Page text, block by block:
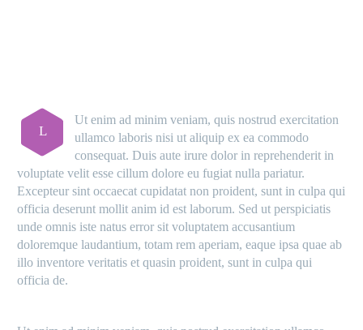
L
Ut enim ad minim veniam, quis nostrud exercitation
ullamco laboris nisi ut aliquip ex ea commodo
consequat. Duis aute irure dolor in reprehenderit in
voluptate velit esse cillum dolore eu fugiat nulla pariatur.
Excepteur sint occaecat cupidatat non proident, sunt in culpa qui
officia deserunt mollit anim id est laborum. Sed ut perspiciatis
unde omnis iste natus error sit voluptatem accusantium
doloremque laudantium, totam rem aperiam, eaque ipsa quae ab
illo inventore veritatis et quasin proident, sunt in culpa qui
officia de.